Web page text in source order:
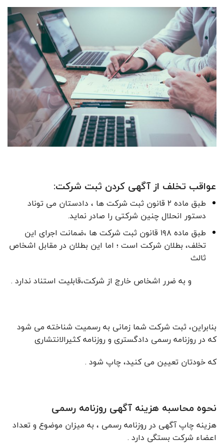
عواقب تخلف از آگهی کردن ثبت شرکت:
طبق ماده ۲ قانون ثبت شرکت ها ، دادستان می توناد
دستور انحلال چنین شرکتی را صادر نماید.
طبق ماده ۱۹۸ قانون ثبت شرکت ها ،ضمانت اجرای این
تخلف، بطلان شرکت است ؛ اما این بطلان در مقابل اشخاص
ثالث
و به ضرر اشخاص خارج از شرکت،قابلیت استناد ندارد .
بنابراین، ثبت شرکت شما زمانی به رسمیت شناخته می شود
که در روزنامه رسمی دادگستری و روزنامه کثیرالانتشاری
که خودتان تعیین می کنید، چاپ شود .
نحوه محاسبه هزینه آگهی روزنامه رسمی
هزینه چاپ آگهی در روزنامه رسمی ، به میزان موضوع و تعداد
اعضاء شرکت بستگی دارد .